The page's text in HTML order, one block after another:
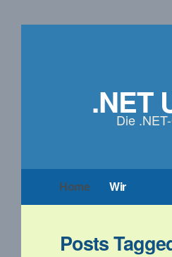
.NET
Die
Home Wir
Posts